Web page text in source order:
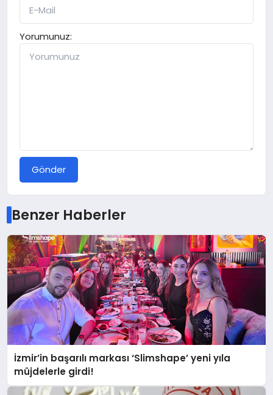
Yorumunuz:
Gönder
Benzer Haberler
İzmir’in başarılı markası ‘Slimshape’ yeni yıla
müjdelerle girdi!